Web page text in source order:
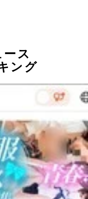
ス
ング